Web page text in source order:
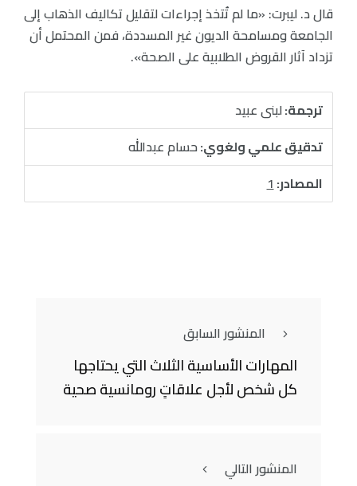
قال د. ليبرت: «ما لم تُتخذ إجراءات لتقليل تكاليف الذهاب إلى
الجامعة ومسامحة الديون غير المسددة، فمن المحتمل أن
تزداد آثار القروض الطلابية على الصحة».
ترجمة:لبنى عبيد
تدقيق علمي ولغوي:حسام عبدالله
المصادر:1
المنشور السابق
المهارات الأساسية الثلاث التي يحتاجها
كل شخص لأجل علاقاتٍ رومانسية صحية
المنشور التالي